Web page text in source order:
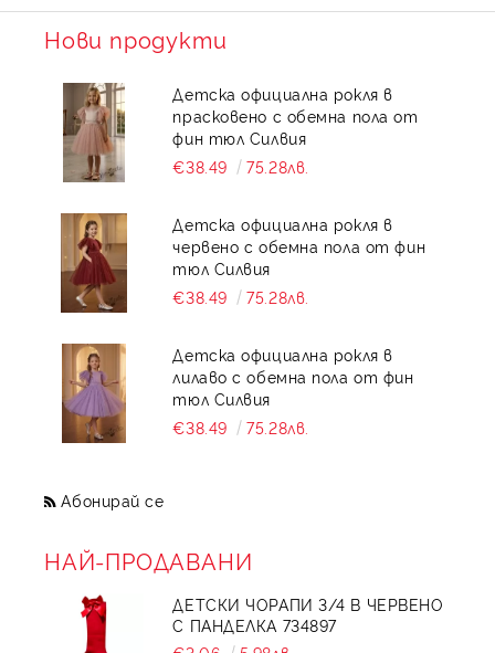
Нови продукти
Детска официална рокля в
прасковено с обемна пола от
фин тюл Силвия
€38.49
75.28лв.
Детска официална рокля в
червено с обемна пола от фин
тюл Силвия
€38.49
75.28лв.
Детска официална рокля в
лилаво с обемна пола от фин
тюл Силвия
€38.49
75.28лв.
Абонирай се
НАЙ-ПРОДАВАНИ
ДЕТСКИ ЧОРАПИ 3/4 В ЧЕРВЕНО
С ПАНДЕЛКА 734897